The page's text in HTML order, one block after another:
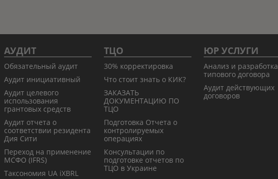
АУДИТ
Обязательный аудит
Аудит инициативный
Аудит целевого
использования
грантовых средств
Аудит отчета о
соответствии резидента
Дия Сити
Переход на применение
МСФО (IFRS)
Таксономия UA iXBRL
ТЦО
30% корректировка
Что стоит знать о КИК?
ЗАКАЗАТЬ
ДОКУМЕНТАЦИЮ ПО
ТЦО
Подготовка Отчета о
контролируемых
операциях
Консультации по
подготовке отчетов по
ТЦО в Украине
ЮР УСЛУГИ
Анализ и разработка
типового договора
Аудит действующих
договоров